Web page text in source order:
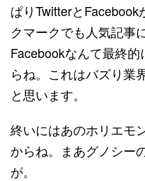
ぱりTwitterと
クマークでも人気記事
Facebookなんて最終
らね。これはバズり業
と思います。
終いにはあのホリエモ
からね。まあグノシー
が。